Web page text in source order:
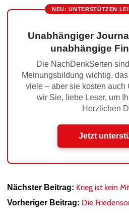
NEU: UNTERSTÜTZEN
Unabhängiger
unabhängige
Die NachDenkSeiten
Meinungsbildung wichtig,
viele – aber sie kosten auch
wir Sie, liebe Leser, um
Herzlichen
Jetzt
Nächster Beitrag: Krieg ist kein
Vorheriger Beitrag: Die